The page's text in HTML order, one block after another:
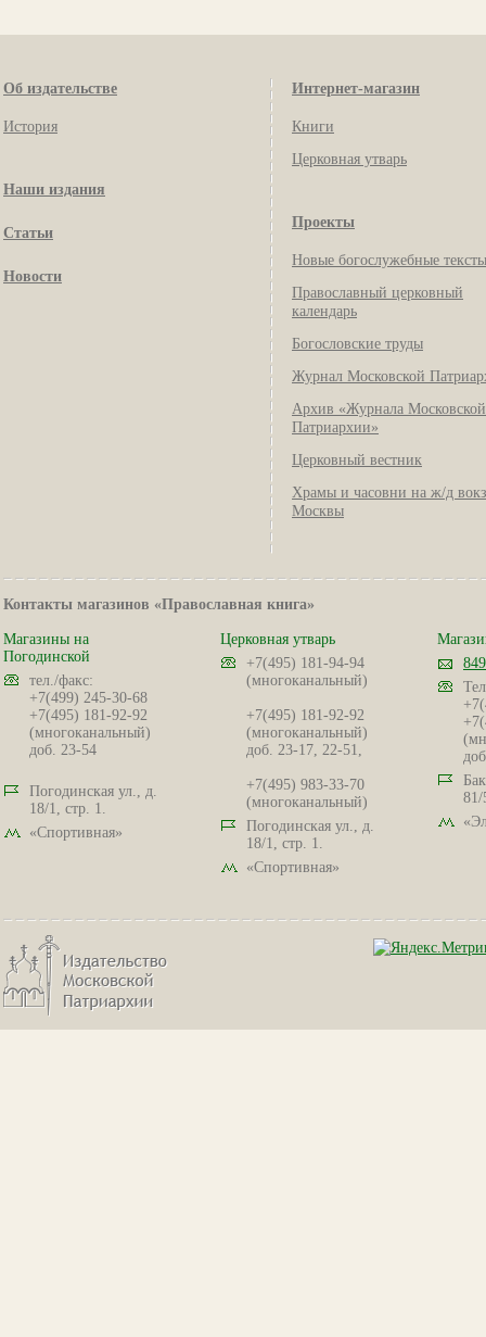
Об издательстве
История
Наши издания
Статьи
Новости
Интернет-магазин
Книги
Церковная утварь
Проекты
Новые богослужебные тексты
Православный церковный
календарь
Богословские труды
Журнал Московской
Архив «Журнала Московской
Патриархии»
Церковный вестник
Храмы и часовни на ж/д
Москвы
Контакты магазинов «Православная книга»
Магазины на
Погодинской
тел./факс:
+7(499) 245-30-68
+7(495) 181-92-92
(многоканальный)
доб. 23-54
Погодинская ул., д.
18/1, стр. 1.
«Спортивная»
Церковная утварь
+7(495) 181-94-94
(многоканальный)
+7(495) 181-92-92
(многоканальный)
доб. 23-17, 22-51,
+7(495) 983-33-70
(многоканальный)
Погодинская ул., д.
18/1, стр. 1.
«Спортивная»
81/